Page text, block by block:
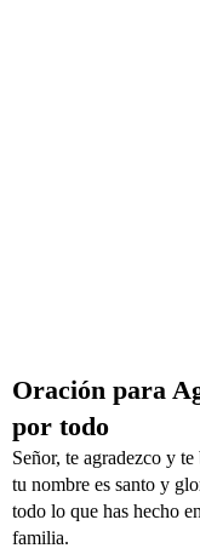
Oración para
por todo
Señor, te agradezco y
tu nombre es santo y
todo lo que has hecho
familia.